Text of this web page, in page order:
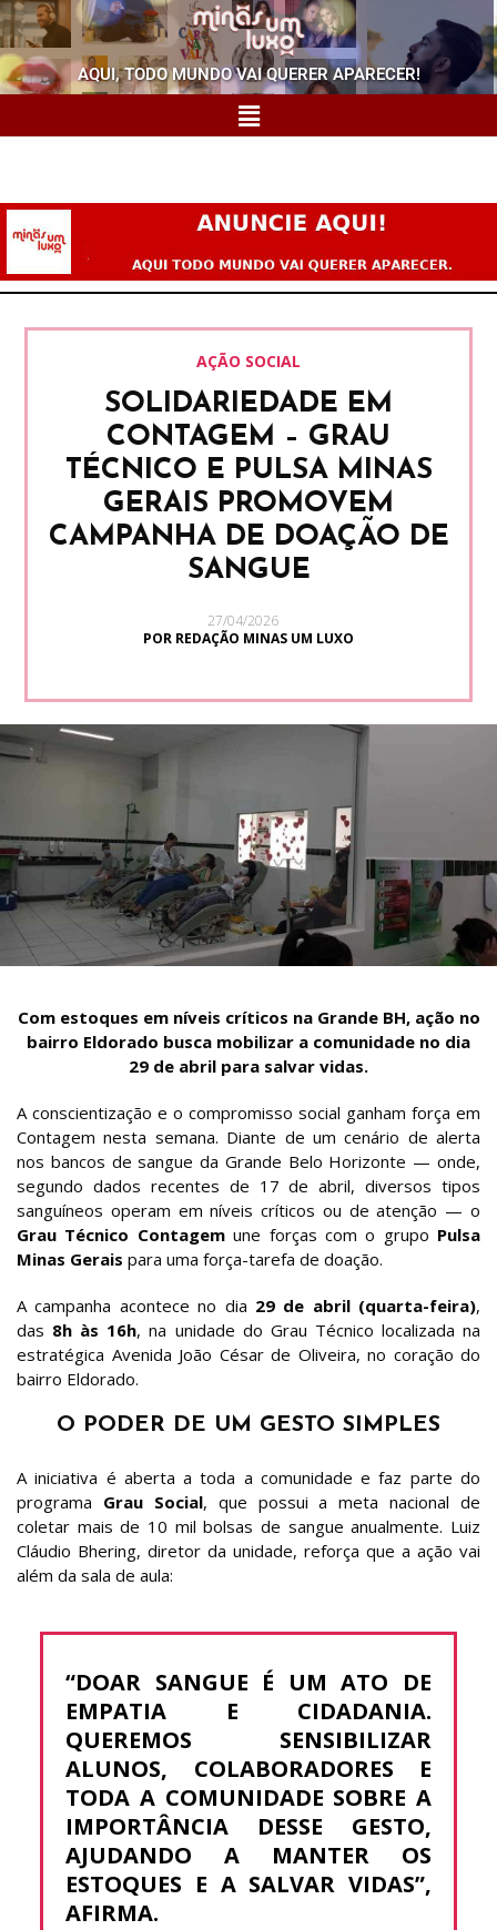
AQUI, TODO MUNDO VAI QUERER APARECER!
AÇÃO SOCIAL
SOLIDARIEDADE EM
CONTAGEM – GRAU
TÉCNICO E PULSA MINAS
GERAIS PROMOVEM
CAMPANHA DE DOAÇÃO DE
SANGUE
27/04/2026
POR REDAÇÃO MINAS UM LUXO
Com estoques em níveis críticos na Grande BH, ação no
bairro Eldorado busca mobilizar a comunidade no dia
29 de abril para salvar vidas.
A conscientização e o compromisso social ganham força em
Contagem nesta semana. Diante de um cenário de alerta
nos bancos de sangue da Grande Belo Horizonte — onde,
segundo dados recentes de 17 de abril, diversos tipos
sanguíneos operam em níveis críticos ou de atenção — o
Grau Técnico Contagemune forças com o grupo Pulsa
Minas Gerais para uma força-tarefa de doação.
A campanha acontece no dia 29 de abril (quarta-feira),
das 8h às 16h, na unidade do Grau Técnico localizada na
estratégica Avenida João César de Oliveira, no coração do
bairro Eldorado.
O PODER DE UM GESTO SIMPLES
A iniciativa é aberta a toda a comunidade e faz parte do
programa Grau Social, que possui a meta nacional de
coletar mais de 10 mil bolsas de sangue anualmente. Luiz
Cláudio Bhering, diretor da unidade, reforça que a ação vai
além da sala de aula:
“DOAR SANGUE É UM ATO DE
EMPATIA E CIDADANIA.
QUEREMOS SENSIBILIZAR
ALUNOS, COLABORADORES E
TODA A COMUNIDADE SOBRE A
IMPORTÂNCIA DESSE GESTO,
AJUDANDO A MANTER OS
ESTOQUES E A SALVAR VIDAS”,
AFIRMA.